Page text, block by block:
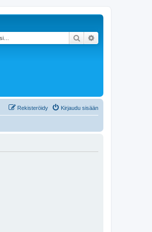
Etsi
Kirjaudu sisään
Rekisteröidy